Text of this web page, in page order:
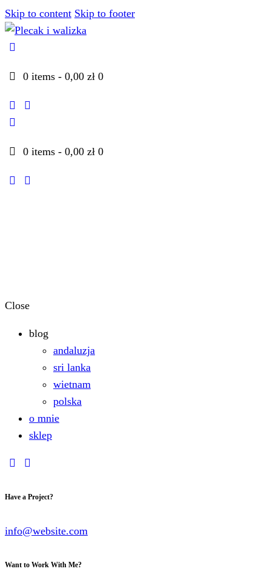
Skip to content Skip to footer
0 items - 0,00 zł 0
youtubeinstagramm
0 items - 0,00 zł 0
youtubeinstagramm
Close
blog
andaluzja
sri lanka
wietnam
polska
o mnie
sklep
youtubeinstagramm
Have a Project?
info@website.com
Want to Work With Me?